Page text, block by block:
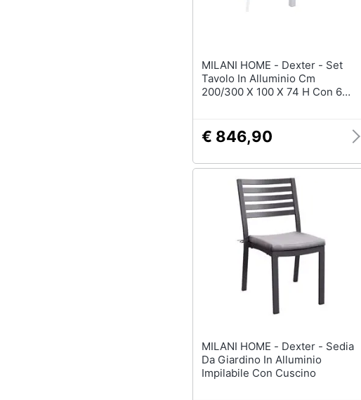
MILANI HOME - Dexter - Set
Tavolo In Alluminio Cm
200/300 X 100 X 74 H Con 6
€ 846,90
MILANI HOME - Dexter - Sedia
Da Giardino In Alluminio
Impilabile Con Cuscino